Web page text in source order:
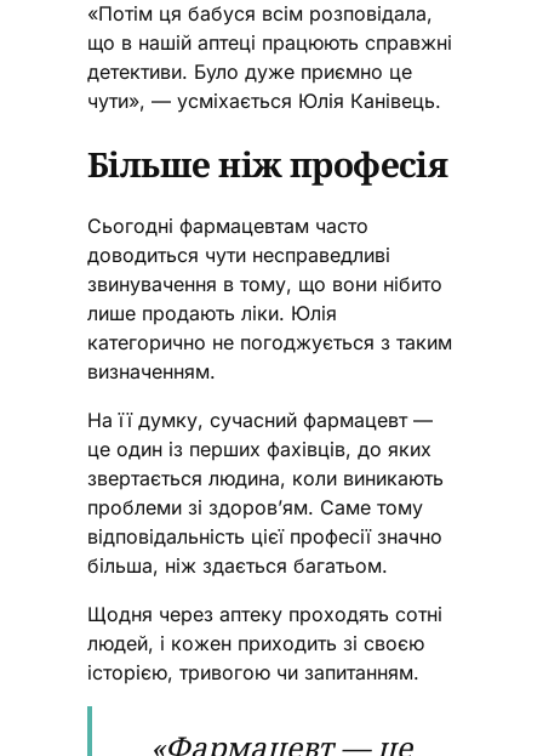
«Потім ця бабуся всім розповідала,
що в нашій аптеці працюють справжні
детективи. Було дуже приємно це
чути», — усміхається Юлія Канівець.
Більше ніж професія
Сьогодні фармацевтам часто
доводиться чути несправедливі
звинувачення в тому, що вони нібито
лише продають ліки. Юлія
категорично не погоджується з таким
визначенням.
На її думку, сучасний фармацевт —
це один із перших фахівців, до яких
звертається людина, коли виникають
проблеми зі здоров’ям. Саме тому
відповідальність цієї професії значно
більша, ніж здається багатьом.
Щодня через аптеку проходять сотні
людей, і кожен приходить зі своєю
історією, тривогою чи запитанням.
«Фармацевт — це